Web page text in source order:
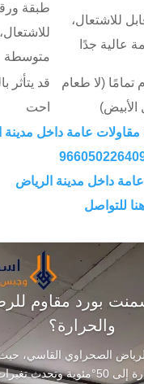
للاشتعال،
عالية جدًا
طبقة
متوسطة
تمامًا (لا طعام
الأبيض)
قد يتأثر
احت
عامة داخل مدينة
داخل مدينة الرياض
للتواصل
بورد مقاوم
والحرارة؟
الصحراوي القاسي،
درجات الحرارة إلى 50°مئوية